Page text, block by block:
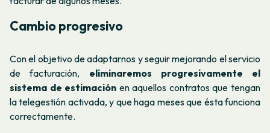
Cambio progresivo
Con el objetivo de adaptarnos y seguir mejorando el servicio
de facturación, eliminaremos progresivamente el
sistema de estimación en aquellos contratos que tengan
la telegestión activada, y que haga meses que ésta funciona
correctamente.